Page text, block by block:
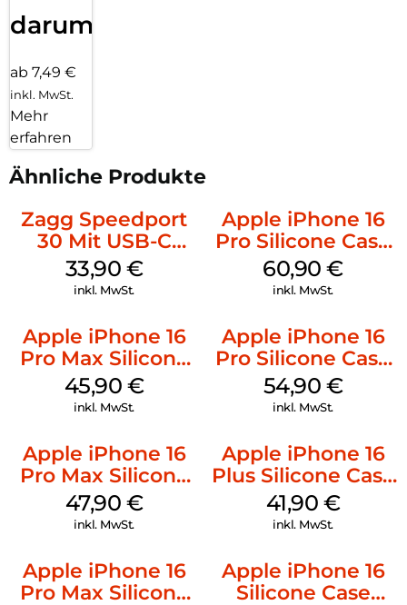
darum!
ab 7,49 €
inkl. MwSt.
Mehr
erfahren
Ähnliche Produkte
Zagg Speedport
30 Mit USB-C
Kabel Weiß
33,90 €
inkl. MwSt.
Apple iPhone 16
Pro Silicone Case
MagSafe Stone
Gray
60,90€
inkl. MwSt.
Apple iPhone 16
Pro Max Silicone
Case MagSafe
Ultramarine
45,90 €
inkl. MwSt.
Apple iPhone 16
Pro Silicone Case
MagSafe Black
54,90 €
inkl. MwSt.
Apple iPhone 16
Pro Max Silicone
Case MagSafe
Black
47,90 €
inkl. MwSt.
Apple iPhone 16
Plus Silicone Case
MagSafe Stone
Gray
41,90 €
inkl. MwSt.
Apple iPhone 16
Pro Max Silicone
Apple iPhone 16
Silicone Case